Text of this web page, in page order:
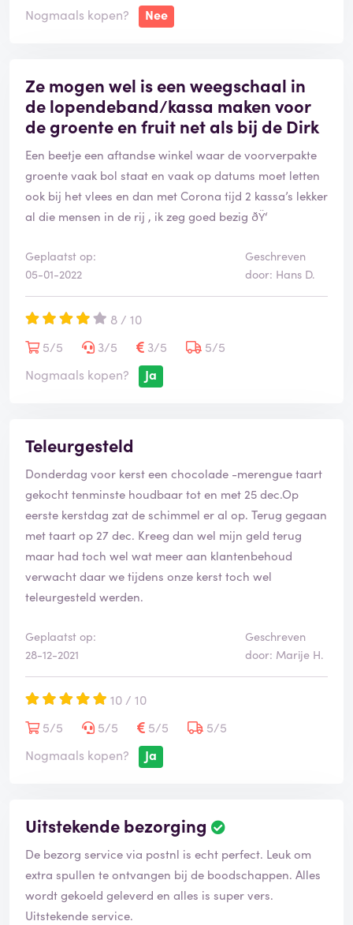
Nogmaals kopen? Nee
Ze mogen wel is een weegschaal in
de lopendeband/kassa maken voor
de groente en fruit net als bij de Dirk
Een beetje een aftandse winkel waar de voorverpakte
groente vaak bol staat en vaak op datums moet letten
ook bij het vlees en dan met Corona tijd 2 kassa’s lekker
al die mensen in de rij , ik zeg goed bezig ðŸ‘
Geplaatst op:
05-01-2022
Geschreven
door: Hans D.
8 / 10
5/5
3/5 3/5
5/5
Nogmaals kopen?
Ja
Teleurgesteld
Donderdag voor kerst een chocolade -merengue taart
gekocht tenminste houdbaar tot en met 25 dec.Op
eerste kerstdag zat de schimmel er al op. Terug gegaan
met taart op 27 dec. Kreeg dan wel mijn geld terug
maar had toch wel wat meer aan klantenbehoud
verwacht daar we tijdens onze kerst toch wel
teleurgesteld werden.
Geplaatst op:
28-12-2021
Geschreven
door: Marije H.
10 / 10
5/5
5/5 5/5
5/5
Nogmaals kopen?
Ja
Uitstekende bezorging
B
o
o
r
d
De bezorg service via postnl is echt perfect. Leuk om
extra spullen te ontvangen bij de boodschappen. Alles
wordt gekoeld geleverd en alles is super vers.
Uitstekende service.